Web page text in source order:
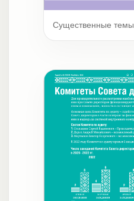
Существенные темы